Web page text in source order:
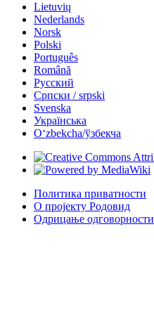
Lietuvių
Nederlands
Norsk
Polski
Português
Română
Русский
Српски / srpski
Svenska
Українська
Oʻzbekcha/ўзбекча
Политика приватности
О пројекту Родовид
Одрицање одговорности